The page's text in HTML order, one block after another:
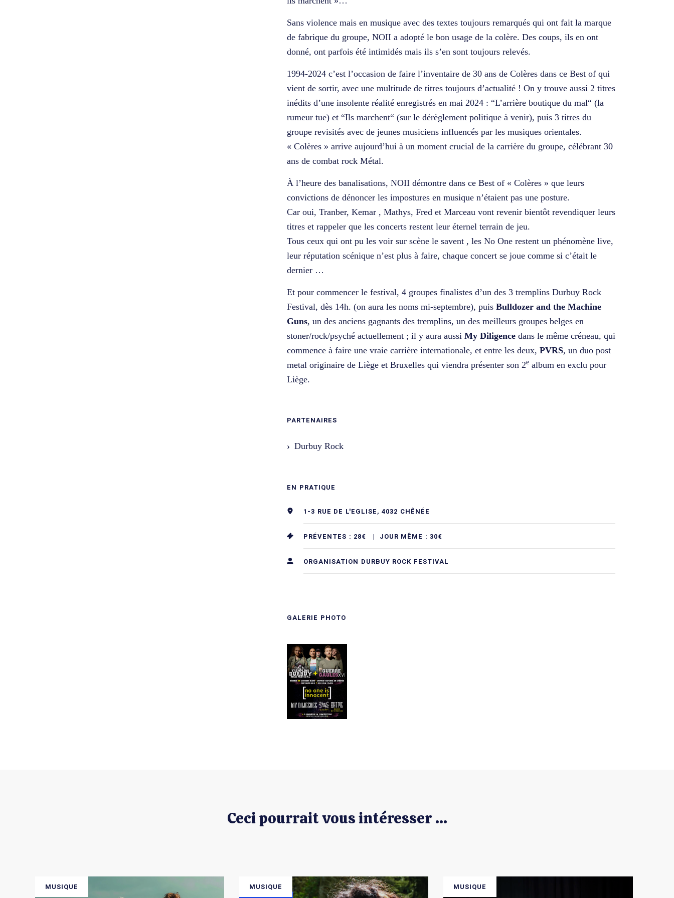
Sans violence mais en musique avec des textes toujours remarqués qui ont fait la marque
de fabrique du groupe, NOII a adopté le bon usage de la colère. Des coups, ils en ont
donné, ont parfois été intimidés mais ils s’en sont toujours relevés.
1994-2024 c’est l’occasion de faire l’inventaire de 30 ans de Colères dans ce Best of qui
vient de sortir, avec une multitude de titres toujours d’actualité ! On y trouve aussi 2 titres
inédits d’une insolente réalité enregistrés en mai 2024 : “L’arrière boutique du mal“ (la
rumeur tue) et “Ils marchent“ (sur le dérèglement politique à venir), puis 3 titres du
groupe revisités avec de jeunes musiciens influencés par les musiques orientales.
« Colères » arrive aujourd’hui à un moment crucial de la carrière du groupe, célébrant 30
ans de combat rock Métal.
À l’heure des banalisations, NOII démontre dans ce Best of « Colères » que leurs
convictions de dénoncer les impostures en musique n’étaient pas une posture.
Car oui, Tranber, Kemar , Mathys, Fred et Marceau vont revenir bientôt revendiquer leurs
titres et rappeler que les concerts restent leur éternel terrain de jeu.
Tous ceux qui ont pu les voir sur scène le savent , les No One restent un phénomène live,
leur réputation scénique n’est plus à faire, chaque concert se joue comme si c’était le
dernier …
Et pour commencer le festival, 4 groupes finalistes d’un des 3 tremplins Durbuy Rock
Festival, dès 14h. (on aura les noms mi-septembre), puis Bulldozer and the Machine
Guns, un des anciens gagnants des tremplins, un des meilleurs groupes belges en
stoner/rock/psyché actuellement ; il y aura aussi My Diligence dans le même créneau, qui
commence à faire une vraie carrière internationale, et entre les deux, PVRS, un duo post
metal originaire de Liège et Bruxelles qui viendra présenter son 2e album en exclu pour
Liège.
PARTENAIRES
Durbuy Rock
EN PRATIQUE
1-3 RUE DE L'EGLISE, 4032 CHÊNÉE
PRÉVENTES : 28€ | JOUR MÊME : 30€
ORGANISATION DURBUY ROCK FESTIVAL
GALERIE PHOTO
Ceci pourrait vous intéresser ...
MUSIQUE MUSIQUE MUSIQUE